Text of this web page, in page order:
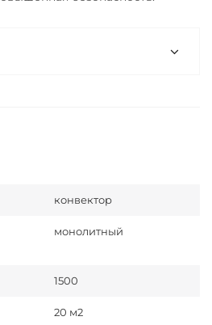
конвектор
монолитный
1500
20 м2